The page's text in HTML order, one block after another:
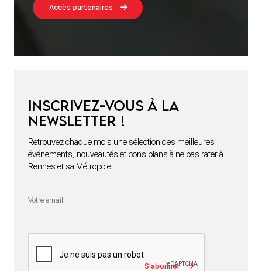
Accès partenaires
Inscrivez-vous à la
newsletter !
Retrouvez chaque mois une sélection des meilleures
événements, nouveautés et bons plans à ne pas rater à
Rennes et sa Métropole.
S'abonner